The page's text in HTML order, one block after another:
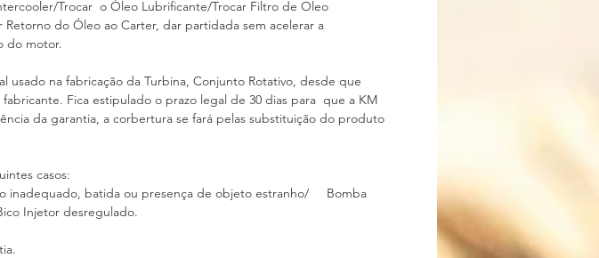
Trocar o Óleo Lubrificante/Trocar Filtro de Oleo
do Óleo ao Carter, dar partidada sem acelerar a
do motor.
na fabricação da Turbina, Conjunto Rotativo, desde que
Fica estipulado o prazo legal de 30 dias para que a KM
da garantia, a corbertura se fará pelas substituição do produto
casos:
inadequado, batida ou presença de objeto estranho/ Bomba
Injetor desregulado.